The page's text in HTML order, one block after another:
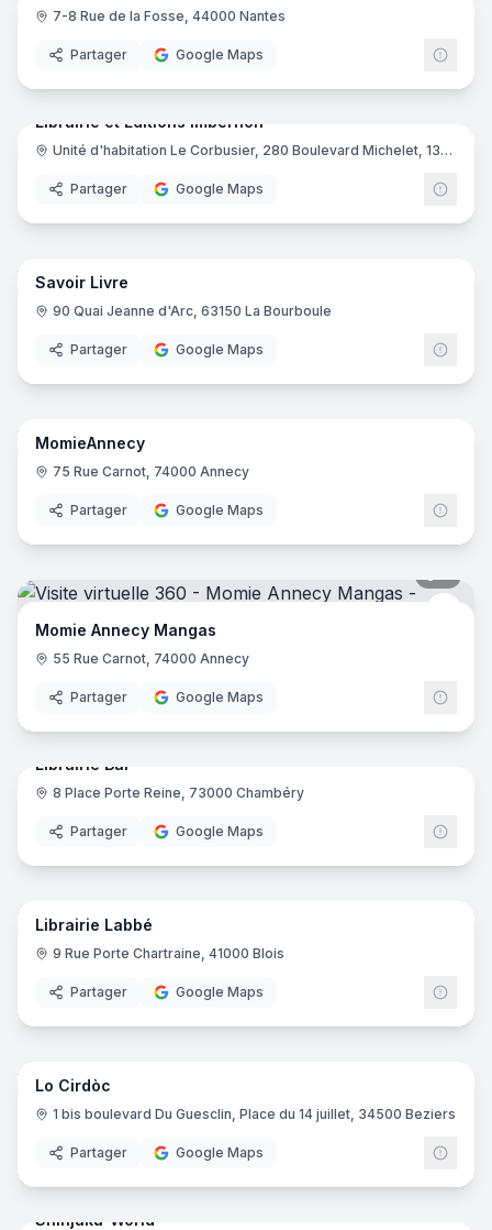
7-8 Rue de la Fosse, 44000 Nantes
Partager Google Maps
Librairie et Editions Imbernon
Unité d'habitation Le Corbusier, 280 Boulevard Michelet, 13008 Marseille
Partager Google Maps
10
Savoir Livre
90 Quai Jeanne d'Arc, 63150 La Bourboule
Partager Google Maps
11
MomieAnnecy
75 Rue Carnot, 74000 Annecy
Partager Google Maps
Momie Annecy Mangas
55 Rue Carnot, 74000 Annecy
Partager Google Maps
Librairie Bal
8 Place Porte Reine, 73000 Chambéry
Partager Google Maps
38
Librairie Labbé
9 Rue Porte Chartraine, 41000 Blois
Partager Google Maps
9
Lo Cirdòc
1 bis boulevard Du Guesclin, Place du 14 juillet, 34500 Beziers
Partager Google Maps
Shinjuku-World